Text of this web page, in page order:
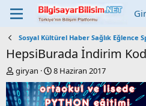
Sosyal Kültürel Haber Sağlık Eğlence
HepsiBurada İndirim
K
o
n
b
giryan
B
a
ş
l
8 Haziran 2017